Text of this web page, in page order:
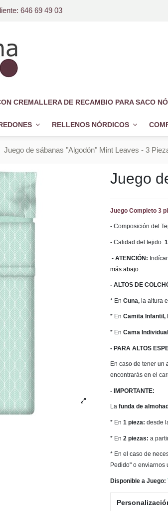
646 69 49 03
CREMALLERA DE RECAMBIO PARA SACO
RELLENOS NÓRDICOS
Juego de sábanas "Algodón" Mint Leaves - 3
Juego
Juego Completo 3
- Composición del
- Calidad del tejido:
-ATENCIÓN:
más abajo.
- ALTOS DE
* EnCuna,la altura
* EnCamita Infantil,
* EnCama
- PARA ALTOS
En caso de tener un
encontrarás en el
- IMPORTANTE:
Lafunda de
* En1 pieza: desde
* En2 piezas: a
* En el caso de
Pedido" o enviarnos
Disponible a Juego: